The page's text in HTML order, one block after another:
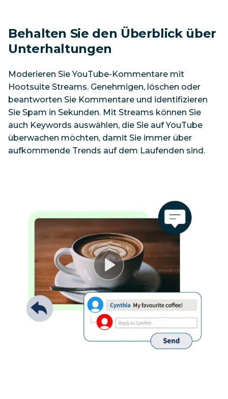
Behalten Sie den Überblick über
Unterhaltungen
Moderieren Sie YouTube-Kommentare mit
Hootsuite Streams. Genehmigen, löschen oder
beantworten Sie Kommentare und identifizieren
Sie Spam in Sekunden. Mit Streams können Sie
auch Keywords auswählen, die Sie auf YouTube
überwachen möchten, damit Sie immer über
aufkommende Trends auf dem Laufenden sind.